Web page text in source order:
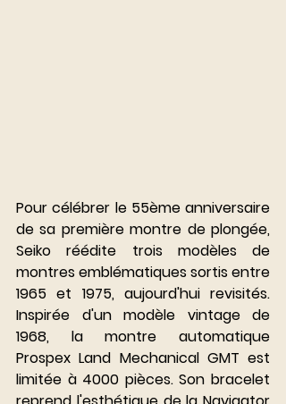
Pour célébrer le 55ème anniversaire
de sa première montre de plongée,
Seiko réédite trois modèles de
montres emblématiques sortis entre
1965 et 1975, aujourd'hui revisités.
Inspirée d'un modèle vintage de
1968, la montre automatique
Prospex Land Mechanical GMT est
limitée à 4000 pièces. Son bracelet